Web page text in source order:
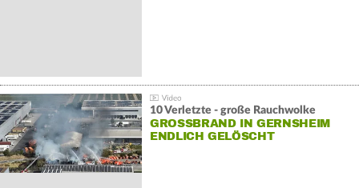
10 Verletzte - große Rauchwolke
GROSSBRAND IN GERNSHEIM E
NDLICH GELÖSCHT